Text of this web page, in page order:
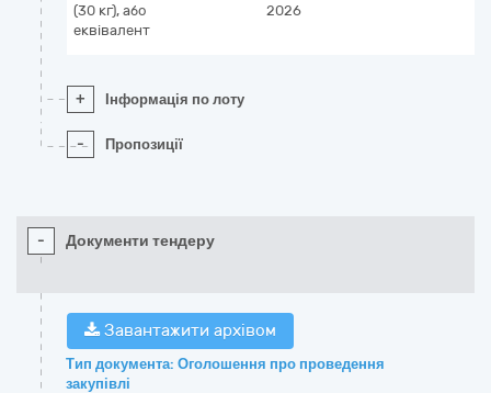
(30 кг), або
еквівалент
2026
+ Інформація по лоту
- Пропозиції
- Документи тендеру
Завантажити архівом
Тип документа: Оголошення про проведення
закупівлі